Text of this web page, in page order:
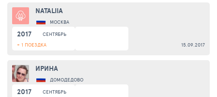
NATALIIA
МОСКВА
2017
СЕНТЯБРЬ
+ 1 ПОЕЗДКА
15.09.2017
ИРИНА
ДОМОДЕДОВО
2017
СЕНТЯБРЬ